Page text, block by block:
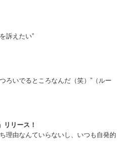
訴えたい”
ろいでるところなんだ（笑）”（ルー
リリース！
理由なんていらないし、いつも自発的